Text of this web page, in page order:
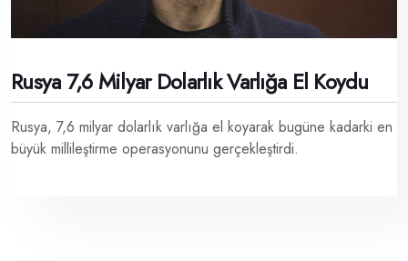
Rusya 7,6 Milyar Dolarlık Varlığa El Koydu
Rusya, 7,6 milyar dolarlık varlığa el koyarak bugüne kadarki en
büyük millileştirme operasyonunu gerçekleştirdi.